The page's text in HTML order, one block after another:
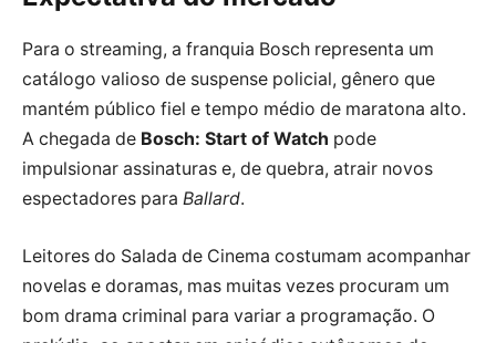
Para o streaming, a franquia Bosch representa um
catálogo valioso de suspense policial, gênero que
mantém público fiel e tempo médio de maratona alto.
A chegada de Bosch: Start of Watch pode
impulsionar assinaturas e, de quebra, atrair novos
espectadores para Ballard.
Leitores do Salada de Cinema costumam acompanhar
novelas e doramas, mas muitas vezes procuram um
bom drama criminal para variar a programação. O